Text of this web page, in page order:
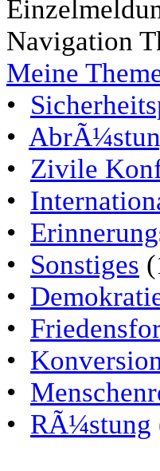
Navigation
Meine
•
•
• Zivile
•
•
• Sonstiges
•
•
•
•
• RÃ¼stung